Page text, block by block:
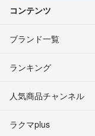
コンテンツ
ブランド一覧
ランキング
人気商品チャンネル
ラクマplus